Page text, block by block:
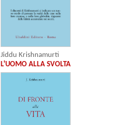
Jiddu Krishnamurti
L'UOMO ALLA SVOLTA